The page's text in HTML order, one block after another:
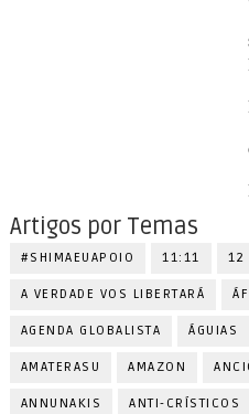
Artigos por Temas
#SHIMAEUAPOIO 11:11 12
A VERDADE VOS LIBERTARÁ
AGENDA GLOBALISTA ÁGUIAS
AMATERASU AMAZON
ANNUNAKIS ANTI-CRÍSTICOS